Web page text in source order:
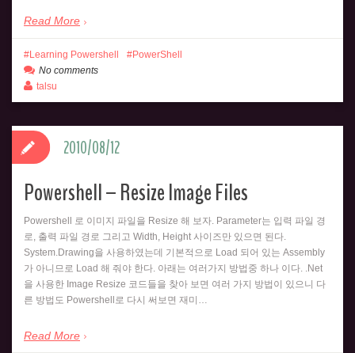
Read More
Learning Powershell
PowerShell
No comments
talsu
Powershell – Resize Image Files
Powershell 로 이미지 파일을 Resize 해 보자. Parameter는 입력 파일 경
로, 출력 파일 경로 그리고 Width, Height 사이즈만 있으면 된다.
System.Drawing을 사용하였는데 기본적으로 Load 되어 있는 Assembly
가 아니므로 Load 해 줘야 한다. 아래는 여러가지 방법중 하나 이다. .Net
을 사용한 Image Resize 코드들을 찾아 보면 여러 가지 방법이 있으니 다
른 방법도 Powershell로 다시 써보면 재미…
Read More
2010/08/12